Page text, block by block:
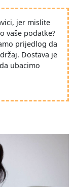
jer mislite
vaše podatke?
prijedlog da
Dostava je
ubacimo